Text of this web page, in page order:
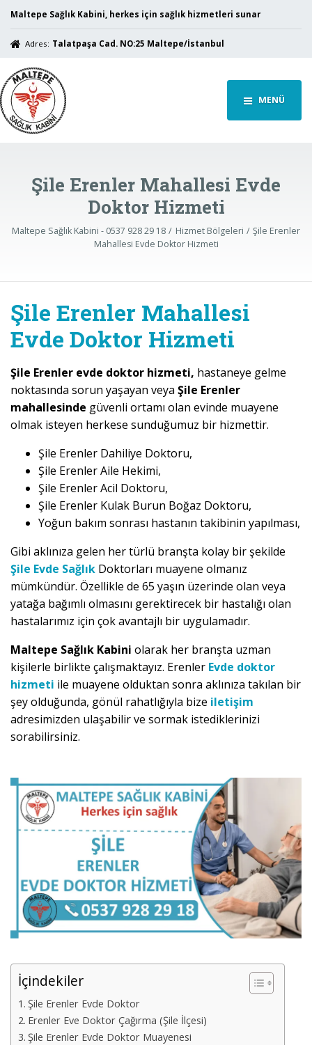
Maltepe Sağlık Kabini, herkes için sağlık hizmetleri sunar
Adres: Talatpaşa Cad. NO:25 Maltepe/İstanbul
MENÜ
Şile Erenler Mahallesi Evde
Doktor Hizmeti
Maltepe Sağlık Kabini - 0537 928 29 18 Hizmet Bölgeleri
Şile Erenler
Mahallesi Evde Doktor Hizmeti
Şile Erenler Mahallesi
Evde Doktor Hizmeti
Şile Erenler evde doktor hizmeti, hastaneye gelme
noktasında sorun yaşayan veya Şile Erenler
mahallesinde güvenli ortamı olan evinde muayene
olmak isteyen herkese sunduğumuz bir hizmettir.
Şile Erenler Dahiliye Doktoru,
Şile Erenler Aile Hekimi,
Şile Erenler Acil Doktoru,
Şile Erenler Kulak Burun Boğaz Doktoru,
Yoğun bakım sonrası hastanın takibinin yapılması,
Gibi aklınıza gelen her türlü branşta kolay bir şekilde
Şile Evde Sağlık Doktorları muayene olmanız
mümkündür. Özellikle de 65 yaşın üzerinde olan veya
yatağa bağımlı olmasını gerektirecek bir hastalığı olan
hastalarımız için çok avantajlı bir uygulamadır.
Maltepe Sağlık Kabini olarak her branşta uzman
kişilerle birlikte çalışmaktayız. Erenler Evde doktor
hizmeti ile muayene olduktan sonra aklınıza takılan bir
şey olduğunda, gönül rahatlığıyla bize iletişim
adresimizden ulaşabilir ve sormak istediklerinizi
sorabilirsiniz.
İçindekiler
Şile Erenler Evde Doktor
Erenler Eve Doktor Çağırma (Şile İlçesi)
Şile Erenler Evde Doktor Muayenesi